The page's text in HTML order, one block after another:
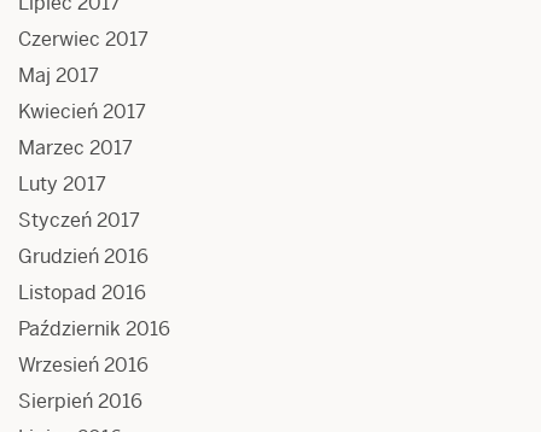
Czerwiec 2017
Maj 2017
Kwiecień 2017
Marzec 2017
Luty 2017
Styczeń 2017
Grudzień 2016
Listopad 2016
Październik 2016
Wrzesień 2016
Sierpień 2016